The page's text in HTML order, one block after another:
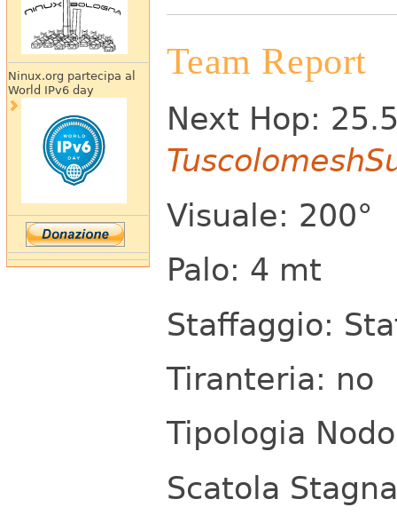
Ninux.org partecipa al
World IPv6 day
Team Report
Next Hop:
Visuale: 200°
Palo: 4 mt
Staffaggio:
Tiranteria: no
Tipologia
Scatola